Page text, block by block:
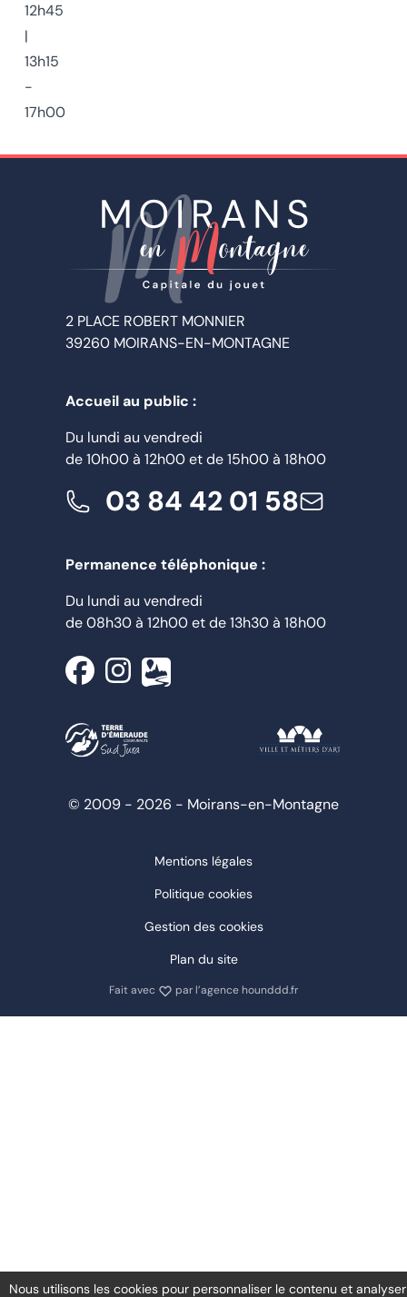
12h45
|
13h15
-
17h00
2 PLACE ROBERT MONNIER
39260 MOIRANS-EN-MONTAGNE
Accueil au public :
Du lundi au vendredi
de10h00à 12h00et de15h00à 18h00
03 84 42 01 58
Permanence téléphonique :
Du lundi au vendredi
de08h30à 12h00et de13h30à 18h00
© 2009 - 2026 - Moirans-en-Montagne
Mentions légales
Politique cookies
Gestion des cookies
Plan du site
Fait avec amour
par l’agencehounddd.fr
Nous utilisons les cookies pour personnaliser le contenu et